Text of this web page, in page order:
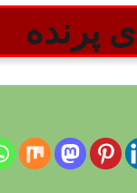
پرنده